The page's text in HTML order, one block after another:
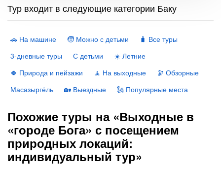
Тур входит в следующие категории Баку
🚗 На машине 🧒 Можно с детьми
🧳 Все туры
3-дневные туры
С детьми
☀️ Летние
🍀 Природа и пейзажи
🧘 На выходные
🔭 Обзорные
Масазыргёль
🏡 Выездные 🗽 Популярные места
Похожие туры на «Выходные в
«городе Бога» с посещением
природных локаций:
индивидуальный тур»